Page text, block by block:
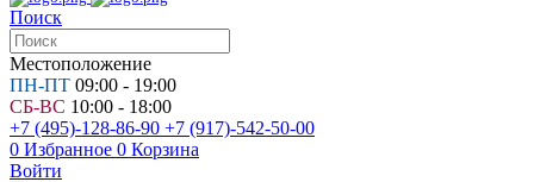
Поиск
Местоположение
ПН-ПТ 09:00 - 19:00
СБ-ВС 10:00 - 18:00
+7 (495)-128-86-90 +7 (917)-542-50-00
0 Избранное 0 Корзина
Войти